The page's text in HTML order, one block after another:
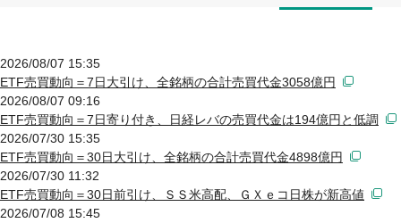
2026/08/07 15:35
ETF売買動向＝7日大引け、全銘柄の合計売買代金3058億円
2026/08/07 09:16
ETF売買動向＝7日寄り付き、日経レバの売買代金は194億円と低調
2026/07/30 15:35
ETF売買動向＝30日大引け、全銘柄の合計売買代金4898億円
2026/07/30 11:32
ETF売買動向＝30日前引け、ＳＳ米高配、ＧＸｅコ日株が新高値
2026/07/08 15:45